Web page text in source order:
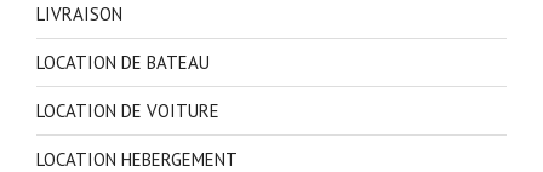
LIVRAISON
LOCATION DE BATEAU
LOCATION DE VOITURE
LOCATION HEBERGEMENT